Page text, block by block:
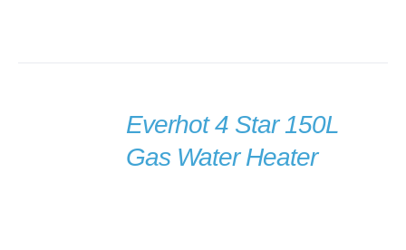
Everhot 4 Star 150L
Gas Water Heater